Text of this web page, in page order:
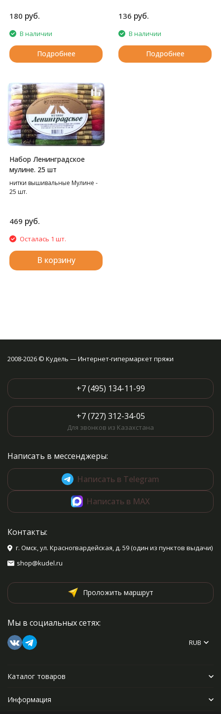
180 руб.
В наличии
Подробнее
136 руб.
В наличии
Подробнее
Набор Ленинградское
мулине. 25 шт
нитки вышивальные Мулине -
25 шт.
469 руб.
Осталась 1 шт.
В корзину
2008-2026 © Кудель — Интернет-гипермаркет пряжи
+7 (495) 134-11-99
+7 (727) 312-34-05
Для звонков из Казахстана
Написать в мессенджеры:
Написать в Telegram
Написать в MAX
Контакты:
г. Омск, ул. Красногвардейская, д. 59 (один из пунктов выдачи)
shop@kudel.ru
Проложить маршрут
Мы в социальных сетях:
RUB
Каталог товаров
Информация